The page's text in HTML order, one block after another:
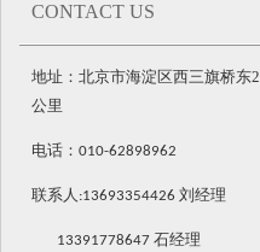
CONTACT US
地址：北京市海淀区西三旗桥东2
公里
电话： 010-62898962
联系人:13693354426 刘经理
13391778647 石经理